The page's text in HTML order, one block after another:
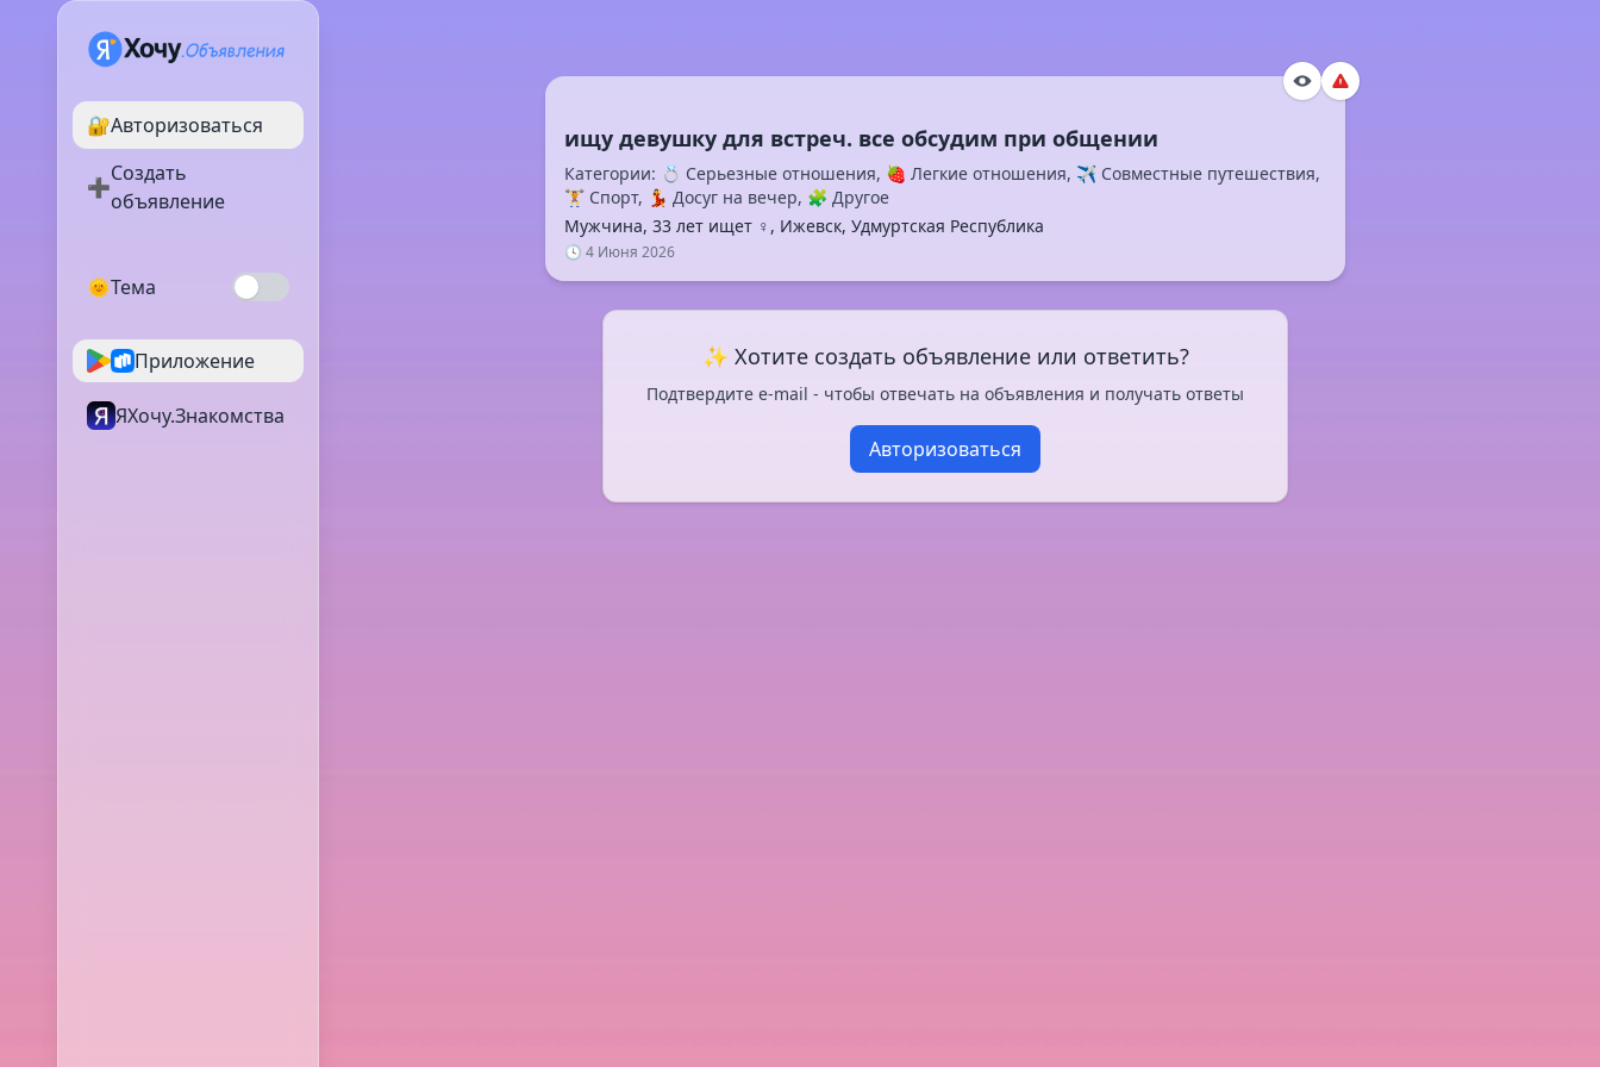
🔐Авторизоваться
➕
Создать
объявление
🌞Тема
Приложение
ЯХочу.Знакомства
Категории: 💍 Серьезные отношения, 🍓 Легкие отношения, ✈️ Совместные путешествия,
🏋️ Спорт, 💃 Досуг на вечер, 🧩 Другое
Мужчина, 33 лет ищет ♀️, Ижевск, Удмуртская Республика
🕓 4 Июня 2026
✨ Хотите создать объявление или ответить?
Подтвердите e-mail - чтобы отвечать на объявления и получать ответы
Авторизоваться